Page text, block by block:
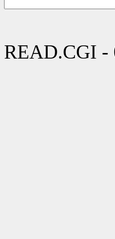
READ.CGI -